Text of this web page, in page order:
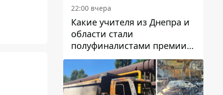
22:00 вчера
Какие учителя из Днепра и
области стали
полуфиналистами премии
Global Teacher Prize Ukraine
2026